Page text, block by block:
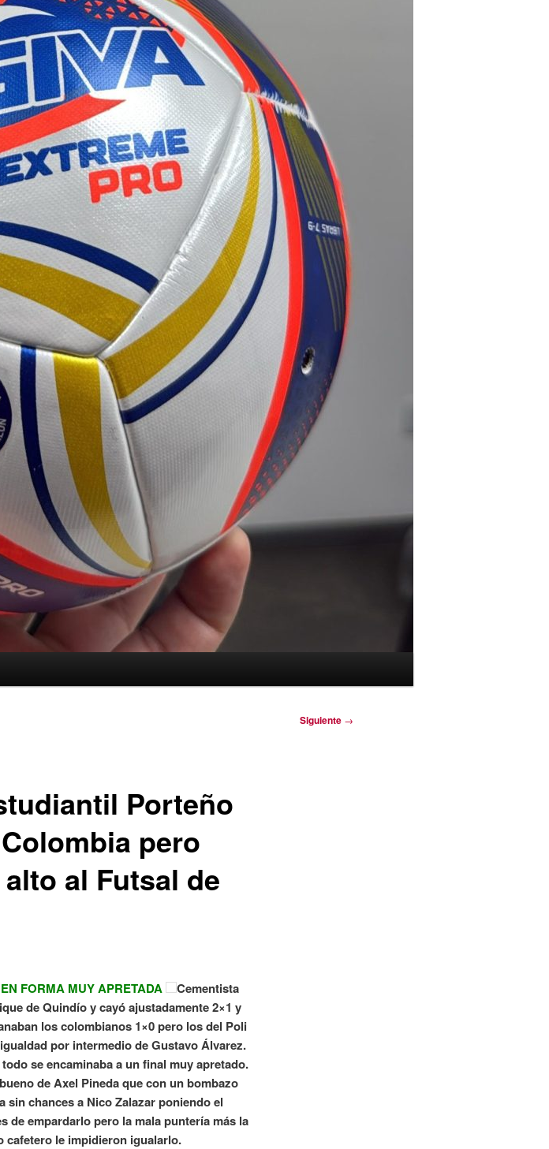
Siguiente →
Porteño
pero
al Futsal de
FORMA MUY APRETADA
Cementista
de Quindío y cayó ajustadamente 2×1 y
los colombianos 1×0 pero los del Poli
por intermedio de Gustavo Álvarez.
se encaminaba a un final muy apretado.
de Axel Pineda que con un bombazo
sin chances a Nico Zalazar poniendo el
de empardarlo pero la mala puntería más la
cafetero le impidieron igualarlo.